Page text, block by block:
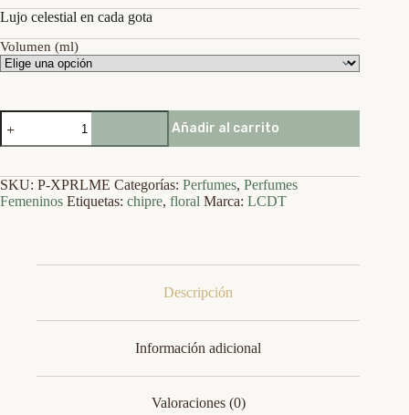
precios:
desde
6,95 €
hasta
14,95 €
Lujo celestial en cada gota
Volumen (ml)
XPRLME
Luxe
cantidad
Añadir al carrito
SKU: P-XPRLME Categorías: Perfumes, Perfumes
Femeninos Etiquetas: chipre, floral Marca: LCDT
Descripción
Información adicional
Valoraciones (0)